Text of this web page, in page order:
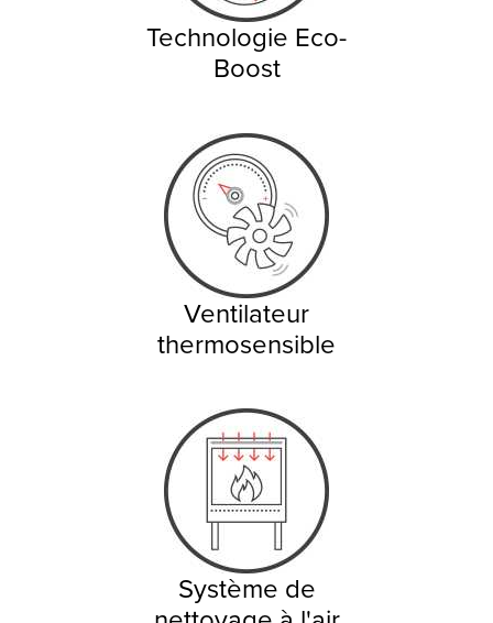
Technologie Eco-
Boost
Ventilateur
thermosensible
Système de